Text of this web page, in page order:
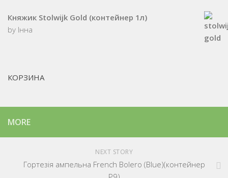
Княжик Stolwijk Gold (контейнер 1л)
by Інна
КОРЗИНА
MORE
NEXT STORY
Гopтeзiя ампельна French Bolero (Blue)(контейнер